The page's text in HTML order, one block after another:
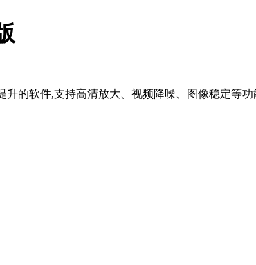
升的软件,支持高清放大、视频降噪、图像稳定等